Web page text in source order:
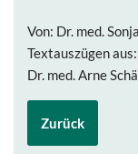
Von: Dr. med.
Textauszügen
Dr. med. Arne
Zurück